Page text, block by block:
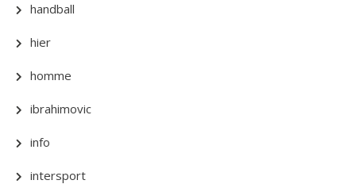
handball
hier
homme
ibrahimovic
info
intersport